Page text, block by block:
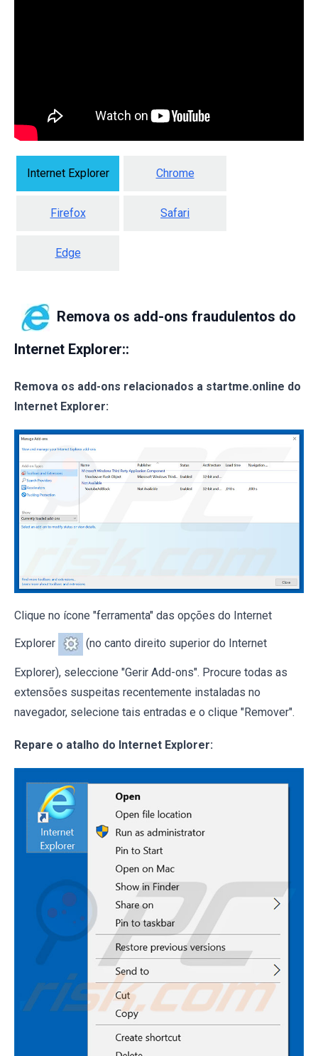
Internet Explorer Chrome
Firefox Safari
Edge
Remova os add-ons fraudulentos do
Internet Explorer::
Remova os add-ons relacionados a startme.online do
Internet Explorer:
Clique no ícone "ferramenta" das opções do Internet
Explorer (no canto direito superior do Internet
Explorer), seleccione "Gerir Add-ons". Procure todas as
extensões suspeitas recentemente instaladas no
navegador, selecione tais entradas e o clique "Remover".
Repare o atalho do Internet Explorer: